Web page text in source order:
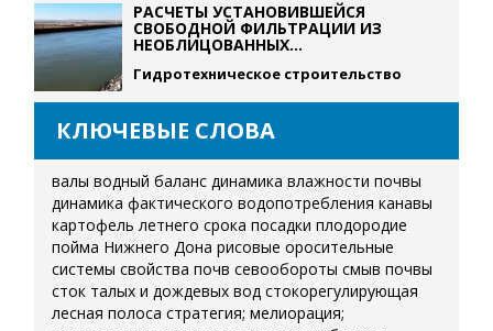
РАСЧЕТЫ УСТАНОВИВШЕЙСЯ
СВОБОДНОЙ ФИЛЬТРАЦИИ ИЗ
НЕОБЛИЦОВАННЫХ...
Гидротехническое строительство
КЛЮЧЕВЫЕ СЛОВА
валы водный баланс динамика влажности почвы
динамика фактического водопотребления канавы
картофель летнего срока посадки плодородие
пойма Нижнего Дона рисовые оросительные
системы свойства почв севообороты смыв почвы
сток талых и дождевых вод стокорегулирующая
лесная полоса стратегия; мелиорация;